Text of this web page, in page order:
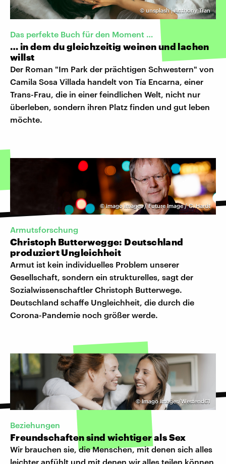
©unsplash | Anthony Tran
Das perfekte Buch für den Moment …
… in dem du gleichzeitig weinen und lachen
willst
Der Roman "Im Park der prächtigen Schwestern" von
Camila Sosa Villada handelt von Tía Encarna, einer
Trans-Frau, die in einer feindlichen Welt, nicht nur
überleben, sondern ihren Platz finden und gut leben
möchte.
©imago images / Future Image / C. Hardt
Armutsforschung
Christoph Butterwegge: Deutschland
produziert Ungleichheit
Armut ist kein individuelles Problem unserer
Gesellschaft, sondern ein strukturelles, sagt der
Sozialwissenschaftler Christoph Butterwege.
Deutschland schaffe Ungleichheit, die durch die
Corona-Pandemie noch größer werde.
©Imago Images/Westend61
Beziehungen
Freundschaften sind wichtiger als Sex
Wir brauchen sie, die Menschen, mit denen sich alles
leichter anfühlt und mit denen wir alles teilen können